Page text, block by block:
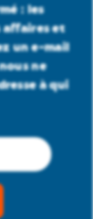
: les
affaires et
un e-mail
ne
à qui